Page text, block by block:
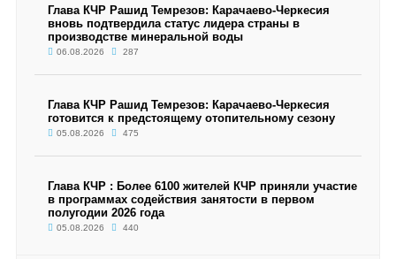
Глава КЧР Рашид Темрезов: Карачаево-Черкесия
вновь подтвердила статус лидера страны в
производстве минеральной воды
06.08.2026 287
Глава КЧР Рашид Темрезов: Карачаево-Черкесия
готовится к предстоящему отопительному сезону
05.08.2026 475
Глава КЧР : Более 6100 жителей КЧР приняли участие
в программах содействия занятости в первом
полугодии 2026 года
05.08.2026 440